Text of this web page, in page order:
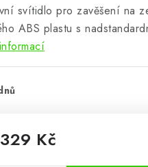
svítidlo pro zavěšení na
ABS plastu s
Kč